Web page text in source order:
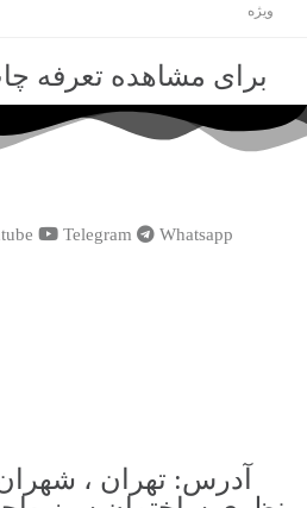
ویژه
برای مشاهده تعرفه
Telegram Whatsapp
آدرس: تهران ،